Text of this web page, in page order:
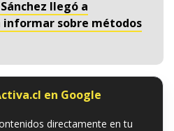
llegó a
informar sobre métodos
en Google
directamente en tu